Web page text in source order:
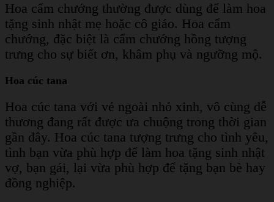
Hoa cẩm chướng thường được dùng để làm hoa
tặng sinh nhật mẹ hoặc cô giáo. Hoa cẩm
chướng, đặc biệt là cẩm chướng hồng tượng
trưng cho sự biết ơn, khâm phụ và ngưỡng mộ.
Hoa cúc tana
Hoa cúc tana với vẻ ngoài nhỏ xinh, vô cùng dễ
thương đang rất được ưa chuộng trong thời gian
gần đây. Hoa cúc tana tượng trưng cho tình yêu,
tình bạn vừa phù hợp để làm hoa tặng sinh nhật
vợ, bạn gái, lại vừa phù hợp để tặng bạn bè hay
đồng nghiệp.